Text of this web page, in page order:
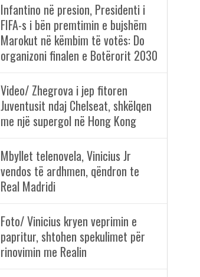
Infantino në presion, Presidenti i
FIFA-s i bën premtimin e bujshëm
Marokut në këmbim të votës: Do
organizoni finalen e Botërorit 2030
Video/ Zhegrova i jep fitoren
Juventusit ndaj Chelseat, shkëlqen
me një supergol në Hong Kong
Mbyllet telenovela, Vinicius Jr
vendos të ardhmen, qëndron te
Real Madridi
Foto/ Vinicius kryen veprimin e
papritur, shtohen spekulimet për
rinovimin me Realin